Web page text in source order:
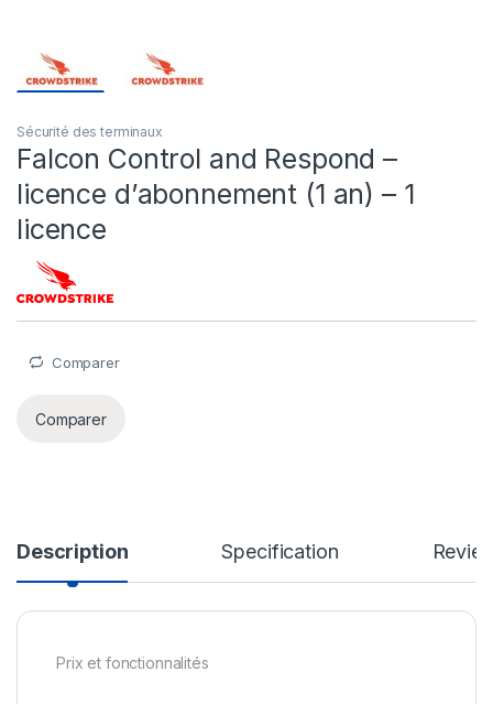
Sécurité des terminaux
Falcon Control and Respond –
licence d’abonnement (1 an) – 1
licence
Comparer
Comparer
Description Specification
Prix et fonctionnalités